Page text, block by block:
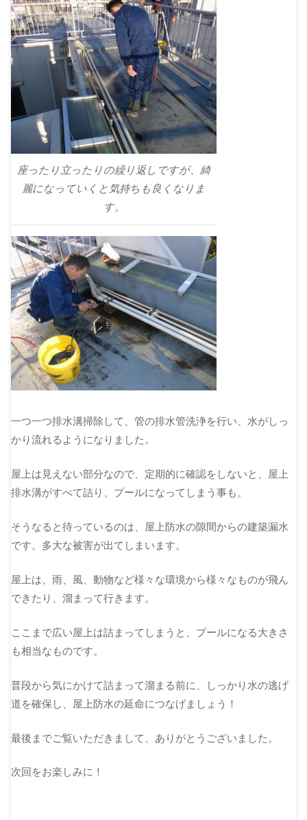
座ったり立ったりの繰り返しですが、綺
麗になっていくと気持ちも良くなりま
す。
一つ一つ排水溝掃除して、管の排水管洗浄を行い、水がしっ
かり流れるようになりました。
屋上は見えない部分なので、定期的に確認をしないと、屋上
排水溝がすべて詰り、プールになってしまう事も。
そうなると待っているのは、屋上防水の隙間からの建築漏水
です。多大な被害が出てしまいます。
屋上は、雨、風、動物など様々な環境から様々なものが飛ん
できたり、溜まって行きます。
ここまで広い屋上は詰まってしまうと、プールになる大きさ
も相当なものです。
普段から気にかけて詰まって溜まる前に、しっかり水の逃げ
道を確保し、屋上防水の延命につなげましょう！
最後までご覧いただきまして、ありがとうございました。
次回をお楽しみに！